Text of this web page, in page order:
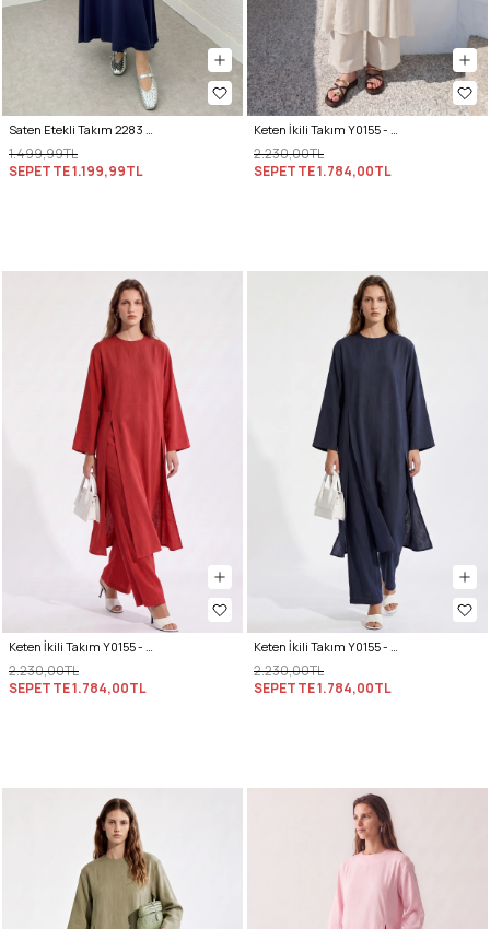
Saten Etekli Takım 2283 - LACİVERT
1.499,99TL
SEPETTE1.199,99TL
Keten İkili Takım Y0155 - EKRU
2.230,00TL
SEPETTE1.784,00TL
Keten İkili Takım Y0155 - KIRMIZI
2.230,00TL
SEPETTE1.784,00TL
Keten İkili Takım Y0155 - LACİVERT
2.230,00TL
SEPETTE1.784,00TL